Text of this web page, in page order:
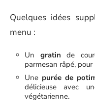
Quelques idées
menu :
Un gratin de
parmesan râpé,
Une purée de
délicieuse avec
végétarienne.